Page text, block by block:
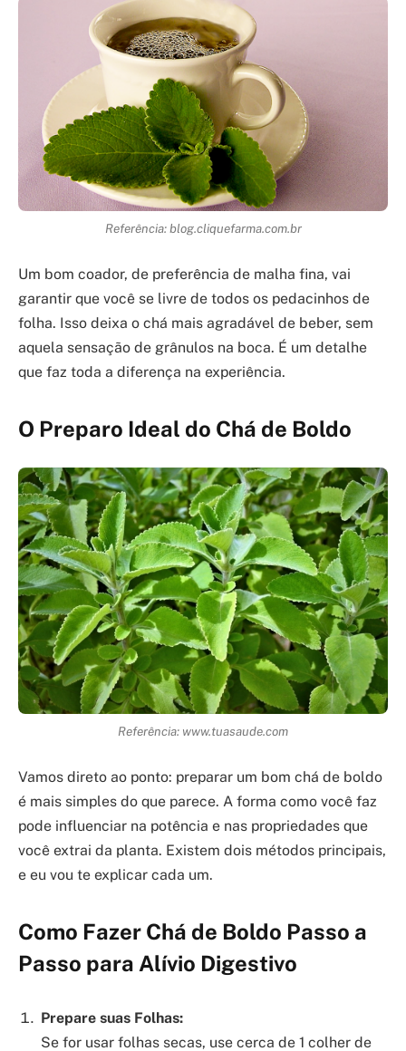
Referência: blog.cliquefarma.com.br
Um bom coador, de preferência de malha fina, vai
garantir que você se livre de todos os pedacinhos de
folha. Isso deixa o chá mais agradável de beber, sem
aquela sensação de grânulos na boca. É um detalhe
que faz toda a diferença na experiência.
O Preparo Ideal do Chá de Boldo
Referência: www.tuasaude.com
Vamos direto ao ponto: preparar um bom chá de boldo
é mais simples do que parece. A forma como você faz
pode influenciar na potência e nas propriedades que
você extrai da planta. Existem dois métodos principais,
e eu vou te explicar cada um.
Como Fazer Chá de Boldo Passo a
Passo para Alívio Digestivo
Prepare suas Folhas:
Se for usar folhas secas, use cerca de 1 colher de